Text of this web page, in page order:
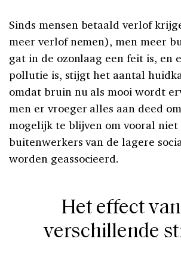
Sinds mensen betaald verlof
meer verlof nemen), men meer
gat in de ozonlaag een feit is, en
pollutie is, stijgt het aantal
omdat bruin nu als mooi wordt
men er vroeger alles aan deed
mogelijk te blijven om vooral niet
buitenwerkers van de lagere
worden geassocieerd.
Het effect
verschillende